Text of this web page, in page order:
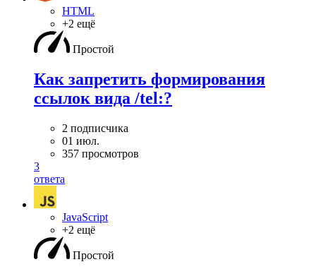
HTML
+2 ещё
Простой
Как запретить формирования
ссылок вида /tel:?
2 подписчика
01 июл.
357 просмотров
3
ответа
JavaScript
+2 ещё
Простой